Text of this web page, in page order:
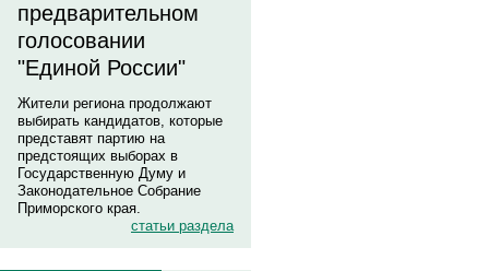
предварительном
голосовании
"Единой России"
Жители региона продолжают
выбирать кандидатов, которые
представят партию на
предстоящих выборах в
Государственную Думу и
Законодательное Собрание
Приморского края.
статьи раздела